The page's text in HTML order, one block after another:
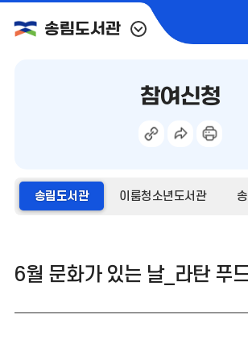
송림도서관
참여신청
송림도서관 이룸청소년도서관
6월 문화가 있는 날_라탄 푸